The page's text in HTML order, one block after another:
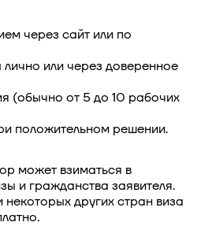
через сайт или по
или через доверенное
(обычно от 5 до 10 рабочих
положительном решении.
может взиматься в
и гражданства заявителя.
других стран виза